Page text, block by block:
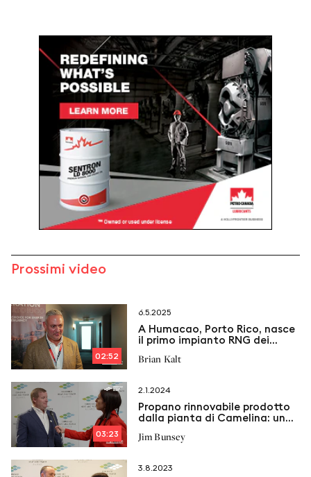
Prossimi video
02:52
6.5.2025
A Humacao, Porto Rico, nasce
il primo impianto RNG dei
cogenerazione?
Brian Kalt
03:23
2.1.2024
Propano rinnovabile prodotto
dalla pianta di Camelina: una
impianti di cogenerazione?
Jim Bunsey
3.8.2023